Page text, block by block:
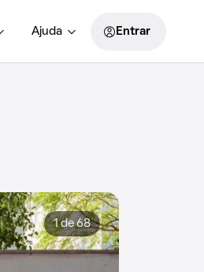
Ajuda Entrar
1 de 68